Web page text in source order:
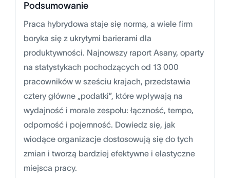
Podsumowanie
Praca hybrydowa staje się normą, a wiele firm
boryka się z ukrytymi barierami dla
produktywności. Najnowszy raport Asany, oparty
na statystykach pochodzących od 13 000
pracowników w sześciu krajach, przedstawia
cztery główne „podatki”, które wpływają na
wydajność i morale zespołu: łączność, tempo,
odporność i pojemność. Dowiedz się, jak
wiodące organizacje dostosowują się do tych
zmian i tworzą bardziej efektywne i elastyczne
miejsca pracy.